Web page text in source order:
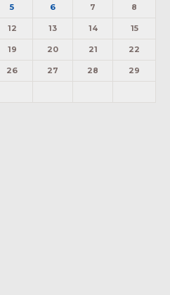
5 6 7 8
12 13 14 15
19 20 21 22
26 27 28 29